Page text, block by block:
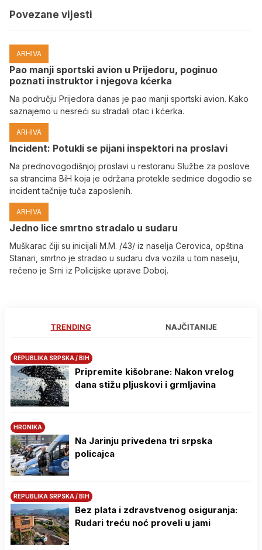
Povezane vijesti
ARHIVA
Pao manji sportski avion u Prijedoru, poginuo
poznati instruktor i njegova kćerka
Na području Prijedora danas je pao manji sportski avion. Kako
saznajemo u nesreći su stradali otac i kćerka.
ARHIVA
Incident: Potukli se pijani inspektori na proslavi
Na prednovogodišnjoj proslavi u restoranu Službe za poslove
sa strancima BiH koja je održana protekle sedmice dogodio se
incident tačnije tuča zaposlenih.
ARHIVA
Јedno lice smrtno stradalo u sudaru
Muškarac čiji su inicijali M.M. /43/ iz naselja Cerovica, opština
Stanari, smrtno je stradao u sudaru dva vozila u tom naselju,
rečeno je Srni iz Policijske uprave Doboj.
TRENDING NAJČITANIJE
REPUBLIKA SRPSKA / BIH
Pripremite kišobrane: Nakon vrelog
dana stižu pljuskovi i grmljavina
HRONIKA
Na Јarinju privedena tri srpska
policajca
REPUBLIKA SRPSKA / BIH
Bez plata i zdravstvenog osiguranja:
Rudari treću noć proveli u jami